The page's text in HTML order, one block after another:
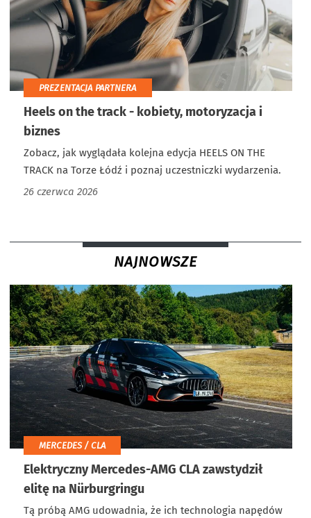
PREZENTACJA PARTNERA
Heels on the track - kobiety, motoryzacja i
biznes
Zobacz, jak wyglądała kolejna edycja HEELS ON THE
TRACK na Torze Łódź i poznaj uczestniczki wydarzenia.
26 czerwca 2026
NAJNOWSZE
MERCEDES / CLA
Elektryczny Mercedes-AMG CLA zawstydził
elitę na Nürburgringu
Tą próbą AMG udowadnia, że ich technologia napędów